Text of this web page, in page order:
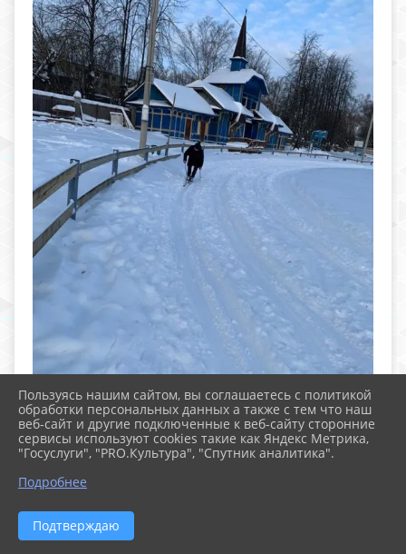
Пользуясь нашим сайтом, вы соглашаетесь с политикой
обработки персональных данных а также с тем что наш
веб-сайт и другие подключенные к веб-сайту сторонние
сервисы используют cookies такие как Яндекс Метрика,
"Госуслуги", "PRO.Культура", "Спутник аналитика".
Подробнее
Подтверждаю